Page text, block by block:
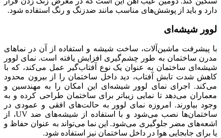
دارد و باید از پوشش‌های مناسب مانند ضدزنگ و رنگ استفاده شود.
لوور شیشه‌ای
با پیشرفت ماشین‌آلات، ساخت شیشه و استفاده از آن در نماهای
مدرن ساختمان به طور چشم‌گیری افزایش یافته است. نمای لوور
شیشه‌ای ساختمان به عنوان یک نوع آفتاب‌گیر عمل می‌کند، که با
کاهش شدت تابش آفتاب، دید داخل ساختمان را از بیرون محدود
می‌کند. اجرای نمای لوور شیشه‌ای این امکان را به مهندسین و
معماران می‌دهد تا نمایی زیبا‌تر برای ساختمان طراحی کرده و به
وجود بیاورند. امروزه نمای لوور به حالت‌های افقی و عمودی در
ساختمان‌ها نصب می‌شود و با استفاده از شیشه‌های ضد UV، از
اشعه‌های مضر جلوگیری می‌شود. این نما می‌تواند به عنوان حفاظ و
یا برای جابجایی هوا در داخل ساختمان نیز استفاده شود.